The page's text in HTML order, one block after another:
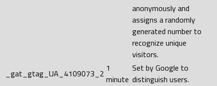
anonymously and
assigns a randomly
generated number to
recognize unique
visitors.
_gat_gtag_UA_4109073_2 1
minute
Set by Google to
distinguish users.